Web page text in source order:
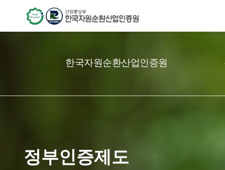
한국자원순환산업인증원
정부인증제도